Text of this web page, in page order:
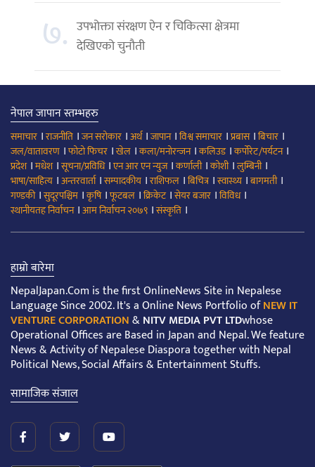
७. उपभोक्ता संरक्षण ऐन र चिकित्सा क्षेत्रमा
देखिएको चुनौती
नेपाल जापान स्तम्भहरु
समाचार ।राजनीति ।जन सरोकार ।अर्थ।जापान।विश्व समाचार ।प्रबास।बिचार ।
जल/वातावरण ।फोटो फिचर ।खेल ।कला/मनोरन्जन।कलिउड।कर्पोरेट/पर्यटन।
प्रदेश।मधेश।सूचना/प्रविधि।एन आर एन न्युज।कर्णाली।कोशी।लुम्बिनी।
भाषा/साहित्य ।अन्तरवार्ता।सम्पादकीय ।राशिफल ।बिचित्र।स्वास्थ्य ।बागमती।
गण्डकी।सुदूरपश्चिम ।कृषि।फूटबल ।क्रिकेट।सेयर बजार ।विविध।
स्थानीयतह निर्वाचन।आम निर्वाचन २०७९ ।संस्कृति ।
हाम्रो बारेमा
NepalJapan.Com is the first OnlineNews Site in Nepalese
Language Since 2002. It's a Online News Portfolio ofNEW IT
VENTURE CORPORATION&NITV MEDIA PVT LTDwhose
Operational Offices are Based in Japan and Nepal. We feature
News & Activity of Nepalese Diaspora together with Nepal
Political News, Social Affairs & Entertainment Stuffs.
सामाजिक संजाल